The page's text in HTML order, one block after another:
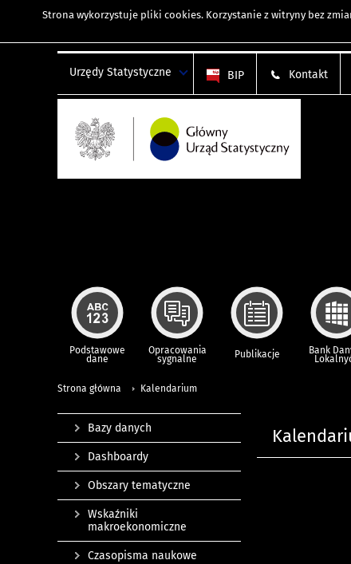
Strona wykorzystuje pliki cookies. Korzystanie z witryny bez
Urzędy Statystyczne BIP Kontakt
Podstawowe
dane
Opracowania
sygnalne Publikacje Bank
Strona główna Kalendarium
Bazy danych
Dashboardy
Obszary tematyczne
Wskaźniki
makroekonomiczne
Czasopisma naukowe